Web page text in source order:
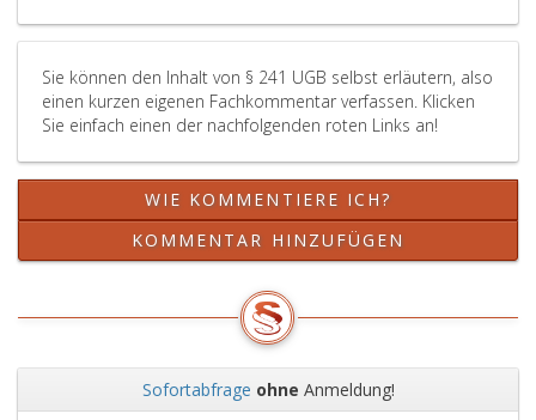
Sie können den Inhalt von § 241 UGB selbst erläutern, also
einen kurzen eigenen Fachkommentar verfassen. Klicken
Sie einfach einen der nachfolgenden roten Links an!
WIE KOMMENTIERE ICH?
KOMMENTAR HINZUFÜGEN
Sofortabfrage ohne Anmeldung!